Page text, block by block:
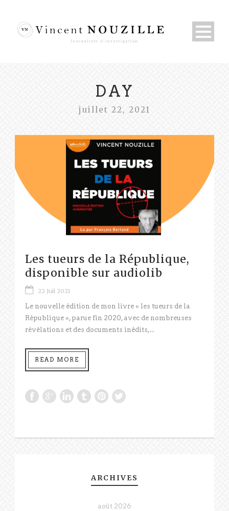
DAY
juillet 22, 2021
Les tueurs de la République,
disponible sur audiolib
22 Juil 2021
Le nouvelle édition de mon livre « les tueurs de la
République », parue fin 2020, avec de nombreuses
révélations et des documents inédits,...
READ MORE
ARCHIVES
août 2026